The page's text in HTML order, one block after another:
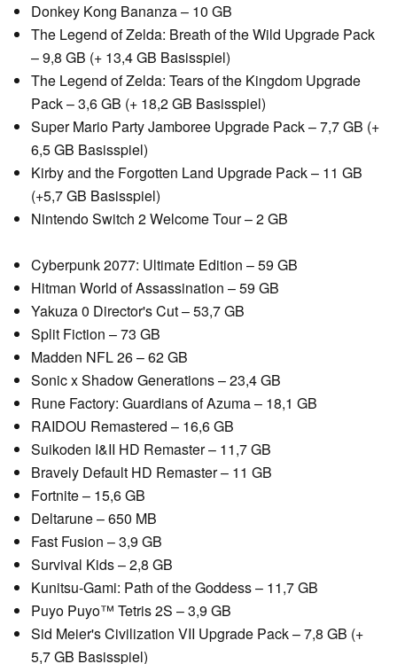
Donkey Kong Bananza – 10 GB
The Legend of Zelda: Breath of the Wild Upgrade Pack
– 9,8 GB (+ 13,4 GB Basisspiel)
The Legend of Zelda: Tears of the Kingdom Upgrade
Pack – 3,6 GB (+ 18,2 GB Basisspiel)
Super Mario Party Jamboree Upgrade Pack – 7,7 GB (+
6,5 GB Basisspiel)
Kirby and the Forgotten Land Upgrade Pack – 11 GB
(+5,7 GB Basisspiel)
Nintendo Switch 2 Welcome Tour – 2 GB
Cyberpunk 2077: Ultimate Edition – 59 GB
Hitman World of Assassination – 59 GB
Yakuza 0 Director's Cut – 53,7 GB
Split Fiction – 73 GB
Madden NFL 26 – 62 GB
Sonic x Shadow Generations – 23,4 GB
Rune Factory: Guardians of Azuma – 18,1 GB
RAIDOU Remastered – 16,6 GB
Suikoden I&II HD Remaster – 11,7 GB
Bravely Default HD Remaster – 11 GB
Fortnite – 15,6 GB
Deltarune – 650 MB
Fast Fusion – 3,9 GB
Survival Kids – 2,8 GB
Kunitsu-Gami: Path of the Goddess – 11,7 GB
Puyo Puyo™ Tetris 2S – 3,9 GB
Sid Meier's Civilization VII Upgrade Pack – 7,8 GB (+
5,7 GB Basisspiel)